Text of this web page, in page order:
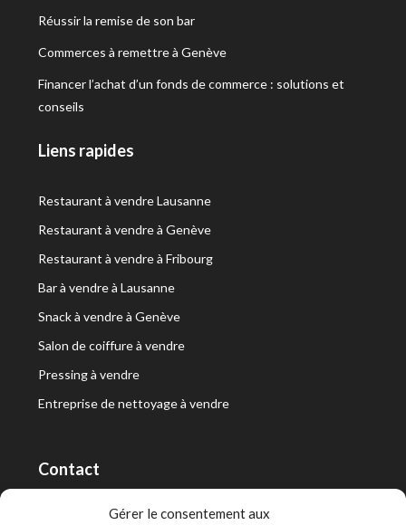
Gérer le consentement aux
Réussir la remise de son bar
Commerces à remettre à Genève
Financer l’achat d’un fonds de commerce : solutions et
conseils
Liens rapides
Restaurant à vendre Lausanne
Restaurant à vendre à Genève
Restaurant à vendre à Fribourg
Bar à vendre à Lausanne
Snack à vendre à Genève
Salon de coiffure à vendre
Pressing à vendre
Entreprise de nettoyage à vendre
Contact
RT Capital First SA/Ltd